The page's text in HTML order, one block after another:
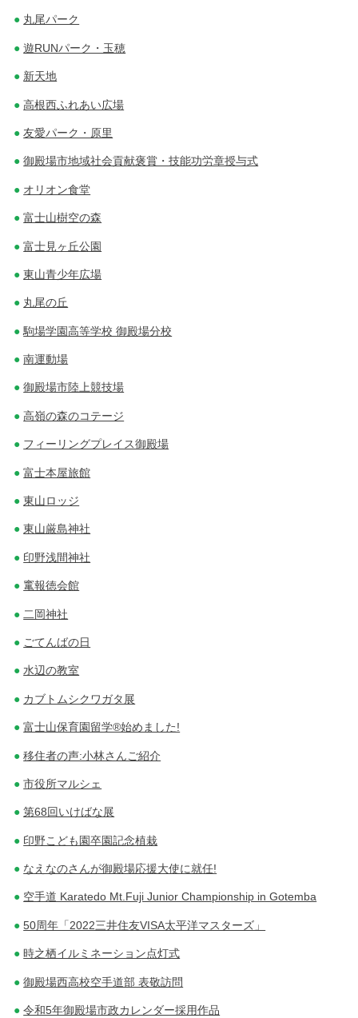
丸尾パーク
遊RUNパーク・玉穂
新天地
高根西ふれあい広場
友愛パーク・原里
御殿場市地域社会貢献褒賞・技能功労章授与式
オリオン食堂
富士山樹空の森
富士見ヶ丘公園
東山青少年広場
丸尾の丘
駒場学園高等学校 御殿場分校
南運動場
御殿場市陸上競技場
高嶺の森のコテージ
フィーリングプレイス御殿場
富士本屋旅館
東山ロッジ
東山厳島神社
印野浅間神社
竃報徳会館
二岡神社
ごてんばの日
水辺の教室
カブトムシクワガタ展
富士山保育園留学®始めました!
移住者の声:小林さんご紹介
市役所マルシェ
第68回いけばな展
印野こども園卒園記念植栽
なえなのさんが御殿場応援大使に就任!
空手道 Karatedo Mt.Fuji Junior Championship in Gotemba
50周年「2022三井住友VISA太平洋マスターズ」
時之栖イルミネーション点灯式
御殿場西高校空手道部 表敬訪問
令和5年御殿場市政カレンダー採用作品